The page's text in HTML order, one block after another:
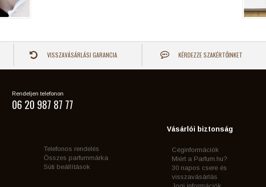
VISSZAVÁSÁRLÁSI GARANCIA KÉRDEZZE SZAKÉRTŐINKET
Rendeljen telefonon
06 20 987 87 77
Telefonos rendelés
Összes parfummárka
Süti beállítások
Vásárlói biztonság
Céginformációk
Miért a Parfum.hu?
30 napos csere és
visszavásárlás